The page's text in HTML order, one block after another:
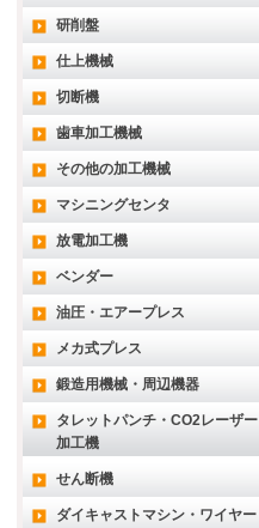
研削盤
仕上機械
切断機
歯車加工機械
その他の加工機械
マシニングセンタ
放電加工機
ベンダー
油圧・エアープレス
メカ式プレス
鍛造用機械・周辺機器
タレットパンチ・CO2レーザー
加工機
せん断機
ダイキャストマシン・ワイヤー